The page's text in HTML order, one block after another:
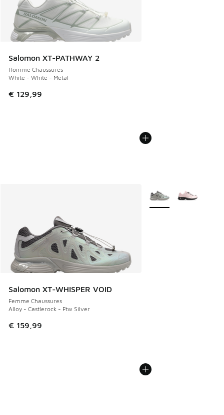
Salomon XT-PATHWAY 2
Homme Chaussures
White - White - Metal
€ 129,99
Salomon XT-WHISPER VOID
Femme Chaussures
Alloy - Castlerock - Ftw Silver
€ 159,99
Plus de couleurs